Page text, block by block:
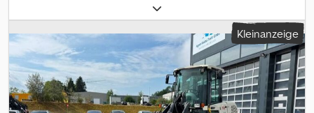
Schnellwechsler - Standard Tieflöffel Dodpfezp E Rqox Anmjwa =
Weitere Informationen = Antrieb: Raupe Leergewicht: 3.650 kg
Wenden Sie sich an Geert Geuens, um weitere Informationen zu
erhalten.
Kleinanzeige